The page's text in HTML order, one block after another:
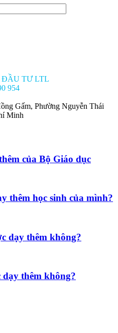
ĐẦU TƯ LTL
954
Gấm, Phường Nguyễn Thái
Minh
của Bộ Giáo dục
thêm học sinh của mình?
dạy thêm không?
thêm không?